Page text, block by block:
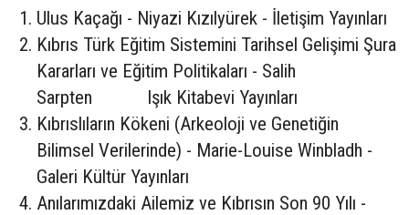
Ulus Kaçağı - Niyazi Kızılyürek - İletişim Yayınları
Kıbrıs Türk Eğitim Sistemini Tarihsel Gelişimi Şura
Kararları ve Eğitim Politikaları - Salih
Sarpten Işık Kitabevi Yayınları
Kıbrıslıların Kökeni (Arkeoloji ve Genetiğin
Bilimsel Verilerinde) - Marie-Louise Winbladh -
Galeri Kültür Yayınları
Anılarımızdaki Ailemiz ve Kıbrısın Son 90 Yılı -